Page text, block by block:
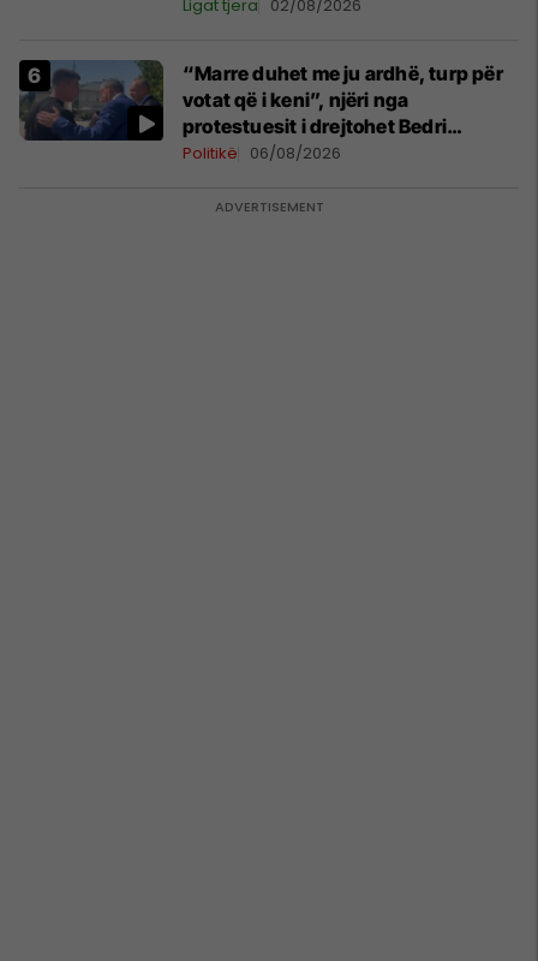
Ligat tjera 02/08/2026
“Marre duhet me ju ardhë, turp për
votat që i keni”, njëri nga
protestuesit i drejtohet Bedri
Hamzës
Politikë 06/08/2026